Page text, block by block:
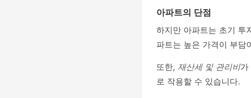
아파트의 단점
하지만 아파트는 초기 투
파트는 높은 가격이 부담
또한, 재산세 및 관리비가
로 작용할 수 있습니다.